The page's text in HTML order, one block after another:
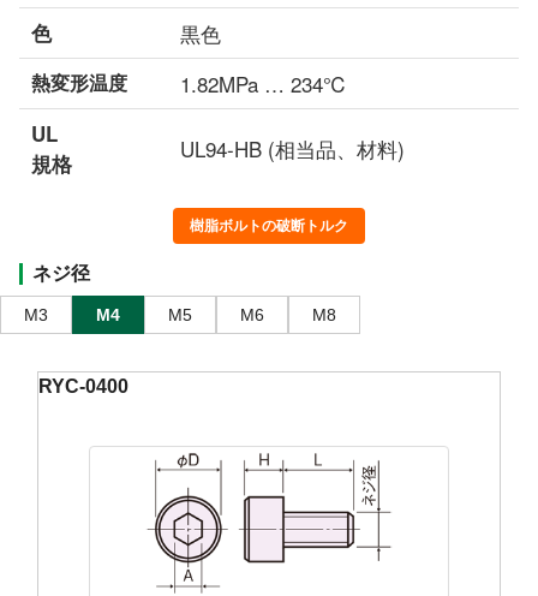
色 黒色
熱変形温度 1.82MPa … 234℃
UL
規格
UL94-HB (相当品、材料)
樹脂ボルトの破断トルク
ネジ径
M3 M4 M5 M6 M8
RYC-0400